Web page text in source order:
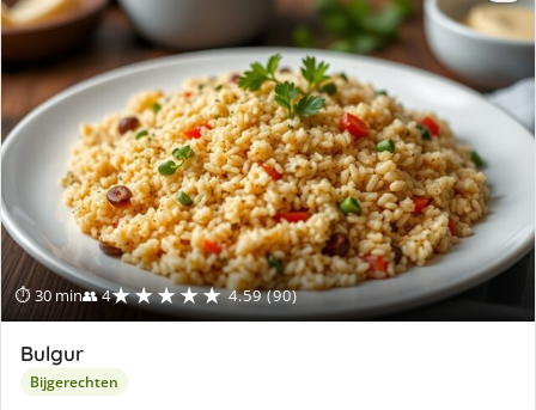
⏱ 30 min👥 4★★★★★ 4.59 (90)
Bulgur
Bijgerechten